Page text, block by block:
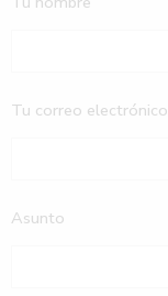
Tu correo electrónico
Asunto